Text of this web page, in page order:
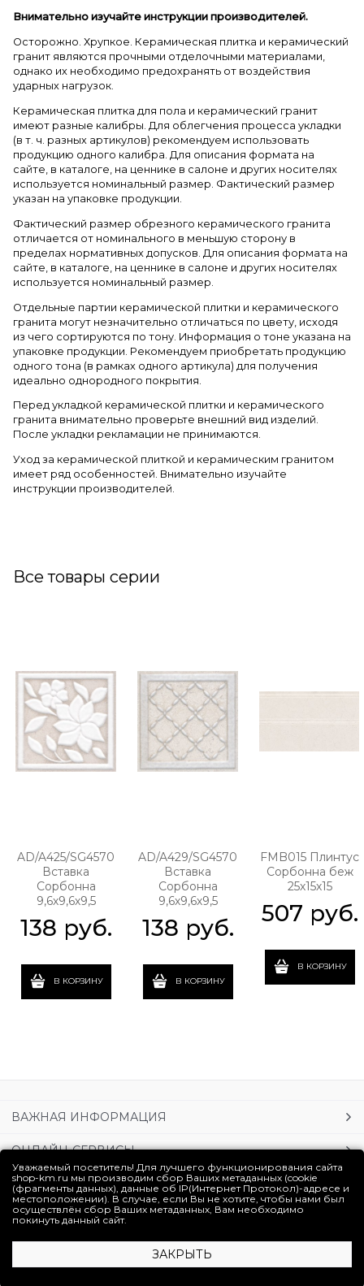
Внимательно изучайте инструкции производителей.
Осторожно. Хрупкое. Керамическая плитка и керамический
гранит являются прочными отделочными материалами,
однако их необходимо предохранять от воздействия
ударных нагрузок.
Керамическая плитка для пола и керамический гранит
имеют разные калибры. Для облегчения процесса укладки
(в т. ч. разных артикулов) рекомендуем использовать
продукцию одного калибра. Для описания формата на
сайте, в каталоге, на ценнике в салоне и других носителях
используется номинальный размер. Фактический размер
указан на упаковке продукции.
Фактический размер обрезного керамического гранита
отличается от номинального в меньшую сторону в
пределах нормативных допусков. Для описания формата на
сайте, в каталоге, на ценнике в салоне и других носителях
используется номинальный размер.
Отдельные партии керамической плитки и керамического
гранита могут незначительно отличаться по цвету, исходя
из чего сортируются по тону. Информация о тоне указана на
упаковке продукции. Рекомендуем приобретать продукцию
одного тона (в рамках одного артикула) для получения
идеально однородного покрытия.
Перед укладкой керамической плитки и керамического
гранита внимательно проверьте внешний вид изделий.
После укладки рекламации не принимаются.
Уход за керамической плиткой и керамическим гранитом
имеет ряд особенностей. Внимательно изучайте
инструкции производителей.
Все товары серии
AD/A425/SG4570
Вставка
Сорбонна
9,6х9,6х9,5
138 руб.
В КОРЗИНУ
AD/A429/SG4570
Вставка
Сорбонна
9,6х9,6х9,5
138 руб.
В КОРЗИНУ
FMB015 Плинтус
Сорбонна беж
25х15х15
507 руб.
В КОРЗИНУ
ВАЖНАЯ ИНФОРМАЦИЯ
ОНЛАЙН-СЕРВИСЫ
УСЛУГИ
ЛИЧНЫЙ КАБИНЕТ
Полная версия сайта
Уважаемый посетитель! Для лучшего функционирования сайта
shop-km.ru мы производим сбор Ваших метаданных (cookie
(фрагменты данных), данные об IP(Интернет Протокол)-адресе и
местоположении). В случае, если Вы не хотите, чтобы нами был
осуществлён сбор Ваших метаданных, Вам необходимо
покинуть данный сайт.
ЗАКРЫТЬ